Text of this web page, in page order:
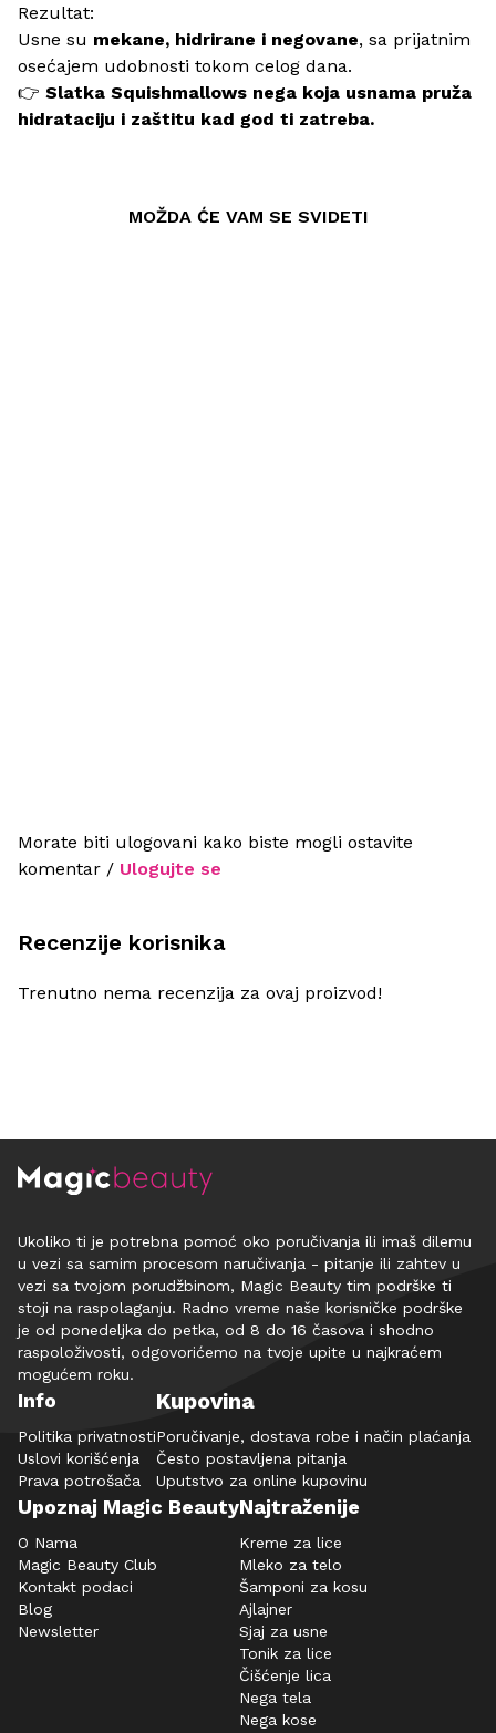
Rezultat:
Usne su mekane, hidrirane i negovane, sa prijatnim
osećajem udobnosti tokom celog dana.
👉 Slatka Squishmallows nega koja usnama pruža
hidrataciju i zaštitu kad god ti zatreba.
MOŽDA ĆE VAM SE SVIDETI
Morate biti ulogovani kako biste mogli ostavite
komentar / Ulogujte se
Recenzije korisnika
Trenutno nema recenzija za ovaj proizvod!
Ukoliko ti je potrebna pomoć oko poručivanja ili imaš dilemu
u vezi sa samim procesom naručivanja - pitanje ili zahtev u
vezi sa tvojom porudžbinom, Magic Beauty tim podrške ti
stoji na raspolaganju. Radno vreme naše korisničke podrške
je od ponedeljka do petka, od 8 do 16 časova i shodno
raspoloživosti, odgovorićemo na tvoje upite u najkraćem
mogućem roku.
Info
Politika privatnosti
Uslovi korišćenja
Prava potrošača
Kupovina
Poručivanje, dostava robe i način plaćanja
Često postavljena pitanja
Uputstvo za online kupovinu
Upoznaj Magic Beauty
O Nama
Magic Beauty Club
Kontakt podaci
Blog
Newsletter
Najtraženije
Kreme za lice
Mleko za telo
Šamponi za kosu
Ajlajner
Sjaj za usne
Tonik za lice
Čišćenje lica
Nega tela
Nega kose